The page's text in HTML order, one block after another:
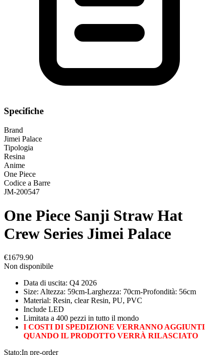
Specifiche
Brand
Jimei Palace
Tipologia
Resina
Anime
One Piece
Codice a Barre
JM-200547
One Piece Sanji Straw Hat
Crew Series Jimei Palace
€1679.90
Non disponibile
Data di uscita: Q4 2026
Size: Altezza: 59cm-Larghezza: 70cm-Profondità: 56cm
Material: Resin, clear Resin, PU, PVC
Include LED
Limitata a 400 pezzi in tutto il mondo
I COSTI DI SPEDIZIONE VERRANNO AGGIUNTI
QUANDO IL PRODOTTO VERRÀ RILASCIATO
Stato:In pre-order